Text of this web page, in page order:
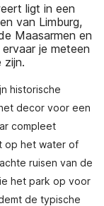
ligt in een
van Limburg,
Maasarmen en
je meteen
zijn.
historische
decor voor een
compleet
op het water of
ruisen van de
het park op voor
de typische